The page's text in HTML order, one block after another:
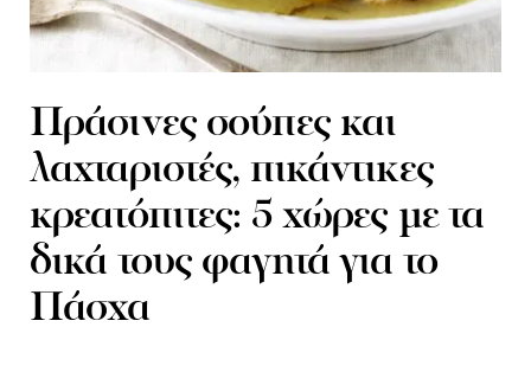
Πράσινες σούπες και
λαχταριστές, πικάντικες
κρεατόπιτες: 5 χώρες με τα
δικά τους φαγητά για το
Πάσχα